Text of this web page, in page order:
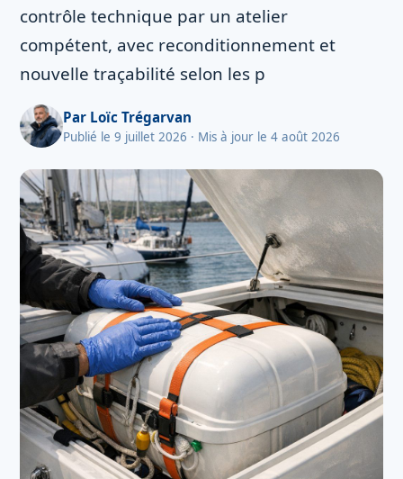
contrôle technique par un atelier
compétent, avec reconditionnement et
nouvelle traçabilité selon les p
Par Loïc Trégarvan
Publié le 9 juillet 2026 · Mis à jour le 4 août 2026